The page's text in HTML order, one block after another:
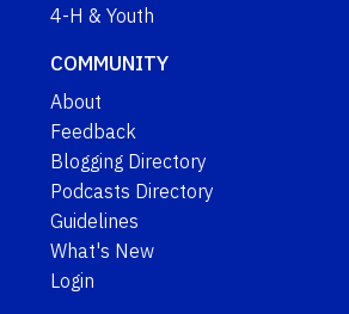
4-H & Youth
COMMUNITY
About
Feedback
Blogging Directory
Podcasts Directory
Guidelines
What's New
Login